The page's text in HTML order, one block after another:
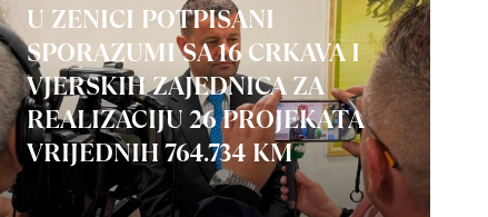
U ZENICI POTPISANI
SPORAZUMI SA 16 CRKAVA I
VJERSKIH ZAJEDNICA ZA
REALIZACIJU 26 PROJEKATA
VRIJEDNIH 764.734 KM